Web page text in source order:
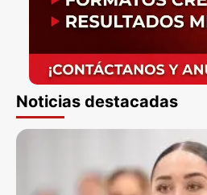
Noticias destacadas